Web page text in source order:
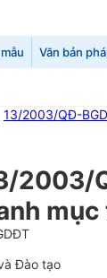
Văn bản
13/2003/QĐ-
2003/
Đào tạo